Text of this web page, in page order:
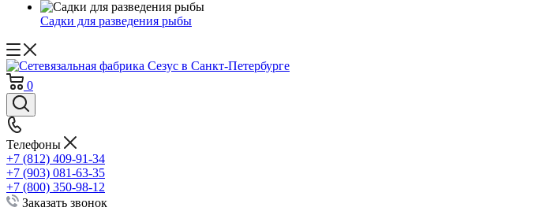
Садки для разведения рыбы
0
Телефоны
+7 (812) 409-91-34
+7 (903) 081-63-35
+7 (800) 350-98-12
Заказать звонок